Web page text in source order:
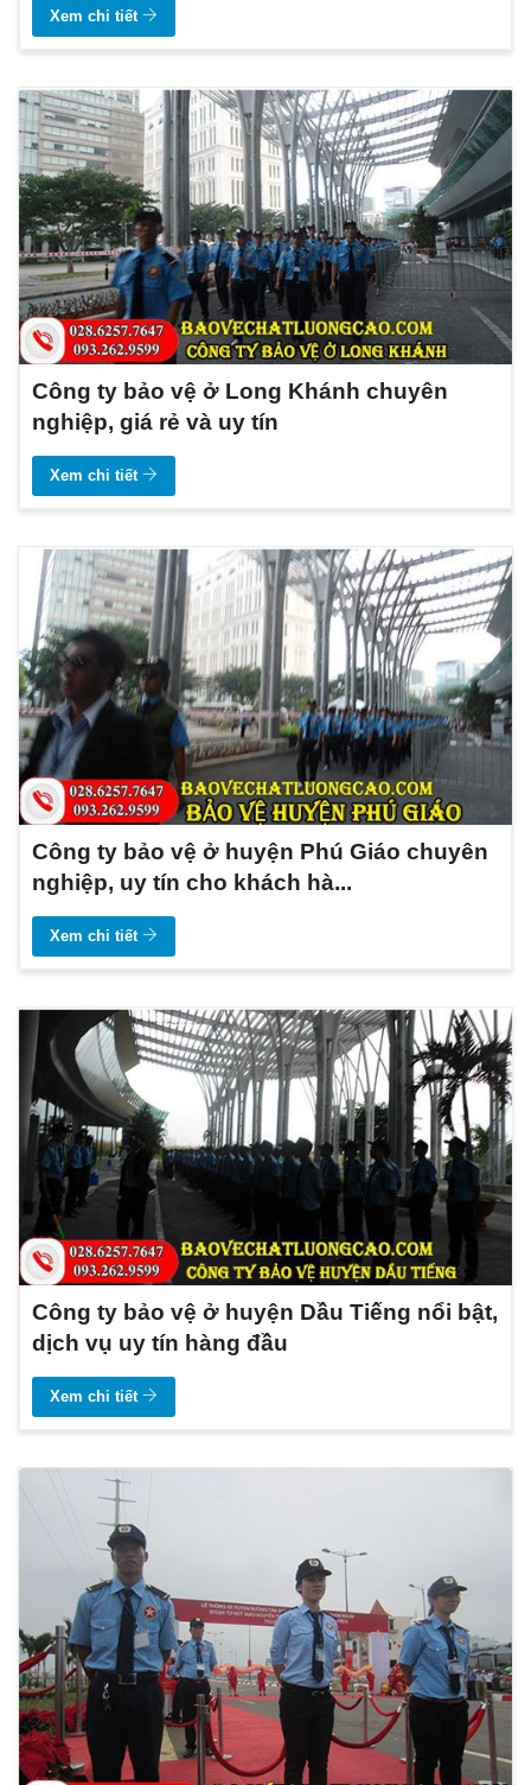
Xem chi tiết
Công ty bảo vệ ở Long Khánh chuyên
nghiệp, giá rẻ và uy tín
Xem chi tiết
Công ty bảo vệ ở huyện Phú Giáo chuyên
nghiệp, uy tín cho khách hà...
Xem chi tiết
Công ty bảo vệ ở huyện Dầu Tiếng nổi bật,
dịch vụ uy tín hàng đầu
Xem chi tiết